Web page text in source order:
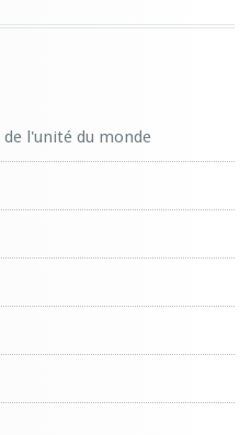
de l'unité du monde